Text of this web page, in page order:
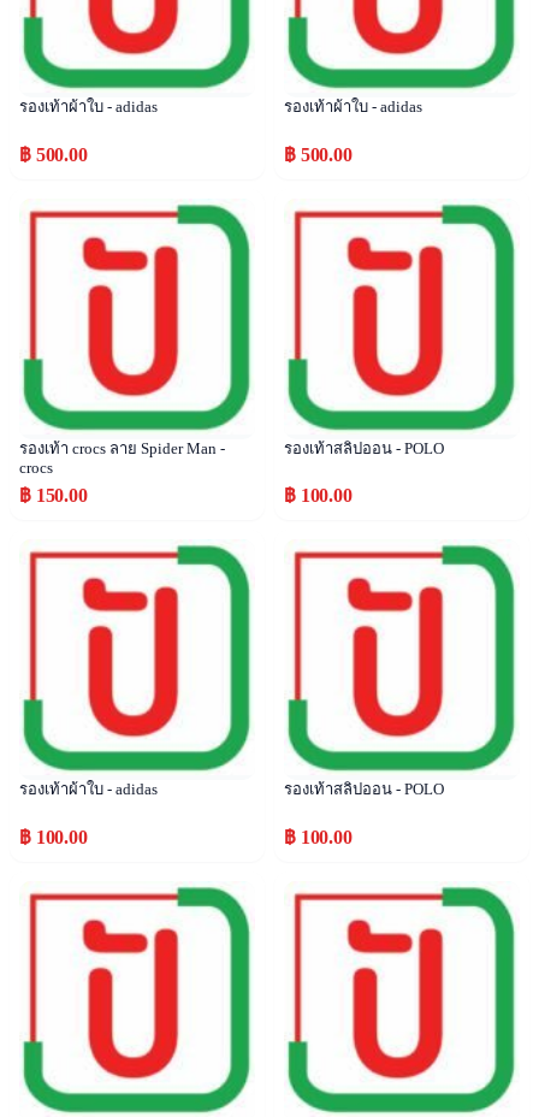
รองเท้าผ้าใบ - adidas
฿ 500.00
รองเท้าผ้าใบ - adidas
฿ 500.00
Popular
รองเท้า crocs ลาย Spider Man -
crocs
฿ 150.00
Popular
รองเท้าสลิปออน - POLO
฿ 100.00
Popular
รองเท้าผ้าใบ - adidas
฿ 100.00
Popular
รองเท้าสลิปออน - POLO
฿ 100.00
Popular Popular